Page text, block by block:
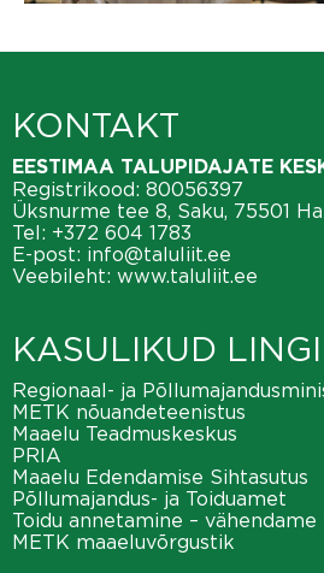
KONTAKT
EESTIMAA TALUPIDAJATE
Registrikood: 80056397
Üksnurme tee 8, Saku, 75501
Tel: +372 604 1783
E-post: info@taluliit.ee
Veebileht: www.taluliit.ee
KASULIKUD
Regionaal- ja
METK nõuandeteenistus
Maaelu Teadmuskeskus
PRIA
Maaelu Edendamise Sihtasutus
Põllumajandus- ja Toiduamet
Toidu annetamine –
METK maaeluvõrgustik